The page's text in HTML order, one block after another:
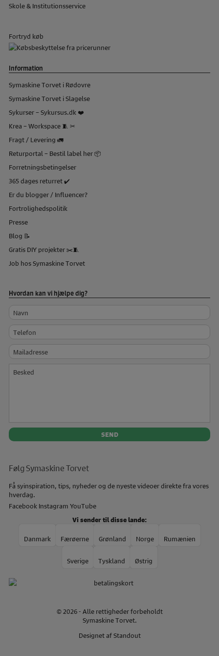
Skole & Institutionsservice
Fortryd køb
Information
Symaskine Torvet i Rødovre
Symaskine Torvet i Slagelse
Sykurser – Sykursus.dk ❤️
Krea – Workspace 🧵 ✂
Fragt / Levering 🚛
Returportal – Bestil label her 📦
Forretningsbetingelser
365 dages returret ✔️
Er du blogger / Influencer?
Fortrolighedspolitik
Presse
Blog 📝
Gratis DIY projekter ✂️🧵
Job hos Symaskine Torvet
Hvordan kan vi hjælpe dig?
Navn
Telefon
Mailadresse
Besked
Følg Symaskine Torvet
Få syinspiration, tips, nyheder og de nyeste videoer direkte fra vores
hverdag.
Facebook Instagram YouTube
Vi sender til disse lande:
Danmark Færøerne Grønland Norge Rumænien
Sverige Tyskland Østrig
© 2026 - Alle rettigheder forbeholdt
Symaskine Torvet.
Designet afStandout